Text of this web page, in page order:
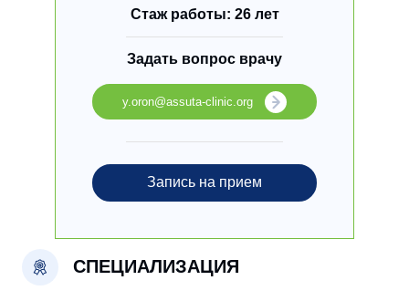
СПЕЦИАЛИЗАЦИЯ
Стаж работы: 26 лет
Задать вопрос врачу
y.oron@assuta-clinic.org
Запись на прием